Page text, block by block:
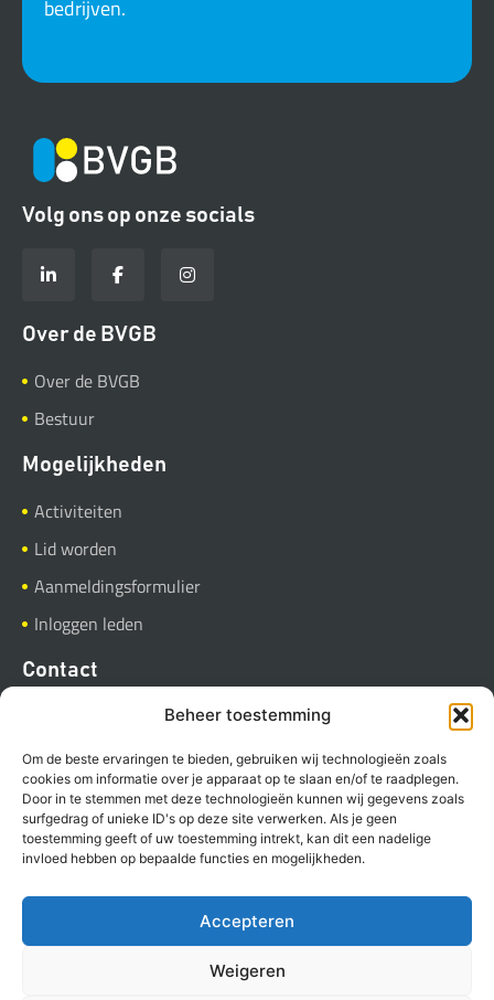
Beheer toestemming
Om de beste ervaringen te bieden, gebruiken wij technologieën zoals
cookies om informatie over je apparaat op te slaan en/of te raadplegen.
Door in te stemmen met deze technologieën kunnen wij gegevens zoals
surfgedrag of unieke ID's op deze site verwerken. Als je geen
toestemming geeft of uw toestemming intrekt, kan dit een nadelige
invloed hebben op bepaalde functies en mogelijkheden.
Accepteren
Weigeren
bedrijven.
Volg ons op onze socials
Over de BVGB
Over de BVGB
Bestuur
Mogelijkheden
Activiteiten
Lid worden
Aanmeldingsformulier
Inloggen leden
Contact
9781 AC Bedum
Stuur een E-mail